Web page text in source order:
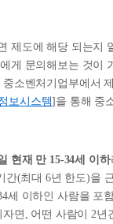
제도에 해당 되는지
게 문의해보는 것이
소벤처기업부에서
보시스템]을 통해 중
현재 만 15-34세 이하
간(최대 6년 한도)을
세 이하인 사람을 포
면, 어떤 사람이 2년